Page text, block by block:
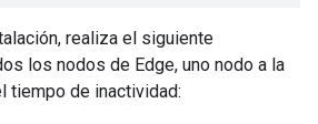
realiza el siguiente
los nodos de Edge, uno nodo a la
tiempo de inactividad: